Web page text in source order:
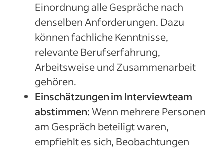
Einordnung alle Gespräche nach
denselben Anforderungen. Dazu
können fachliche Kenntnisse,
relevante Berufserfahrung,
Arbeitsweise und Zusammenarbeit
gehören.
Einschätzungen im Interviewteam
abstimmen:Wenn mehrere Personen
am Gespräch beteiligt waren,
empfiehlt es sich, Beobachtungen